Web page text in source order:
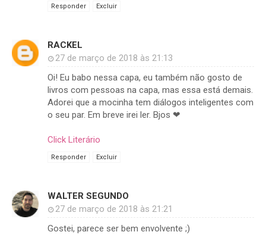
Responder Excluir
RACKEL
27 de março de 2018 às 21:13
Oi! Eu babo nessa capa, eu também não gosto de
livros com pessoas na capa, mas essa está demais.
Adorei que a mocinha tem diálogos inteligentes com
o seu par. Em breve irei ler. Bjos ❤
Click Literário
Responder Excluir
WALTER SEGUNDO
27 de março de 2018 às 21:21
Gostei, parece ser bem envolvente ;)